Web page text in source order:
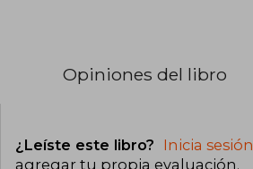
Opiniones del libro
¿Leíste este libro? Inicia sesión
agregar tu propia evaluación.